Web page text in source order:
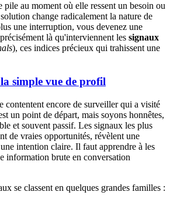
pile au moment où elle ressent un besoin ou
change radicalement la nature de
une interruption, vous devenez une
là qu'interviennent les signaux
), ces indices précieux qui trahissent une
simple vue de profil
contentent encore de surveiller qui a visité
un point de départ, mais soyons honnêtes,
et souvent passif. Les signaux les plus
de vraies opportunités, révèlent une
intention claire. Il faut apprendre à les
information brute en conversation
se classent en quelques grandes familles :